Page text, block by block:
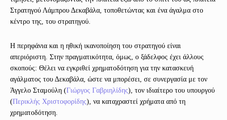
Στρατηγού Λάμπρου Δεκαβάλα, τοποθετώντας και ένα άγαλμα στο
κέντρο της, του στρατηγού.
Η περηφάνια και η ηθική ικανοποίηση του στρατηγού είναι
απεριόριστη. Στην πραγματικότητα, όμως, ο ξάδελφος έχει άλλους
σκοπούς: Θέλει να εγκριθεί χρηματοδότηση για την κατασκευή
αγάλματος του Δεκαβάλα, ώστε να μπορέσει, σε συνεργασία με τον
Άγγελο Σταμούλη (Γιώργος Γαβριηλίδης), τον ιδιαίτερο του υπουργού
(Περικλής Χριστοφορίδης), να καταχραστεί χρήματα από τη
χρηματοδότηση.